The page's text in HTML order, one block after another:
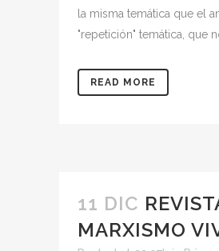
la misma temática que el
"repetición" temática, que
READ MORE
11 DIC
MARXISMO